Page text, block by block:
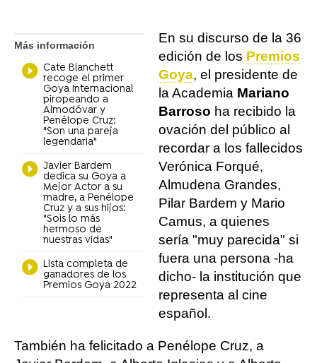
Más información
Cate Blanchett
recoge el primer
Goya Internacional
piropeando a
Almodóvar y
Penélope Cruz:
"Son una pareja
legendaria"
Javier Bardem
dedica su Goya a
Mejor Actor a su
madre, a Penélope
Cruz y a sus hijos:
"Sois lo más
hermoso de
nuestras vidas"
Lista completa de
ganadores de los
Premios Goya 2022
En su discurso de la 36
edición de los Premios
Goya, el presidente de
la Academia Mariano
Barroso ha recibido la
ovación del público al
recordar a los fallecidos
Verónica Forqué,
Almudena Grandes,
Pilar Bardem y Mario
Camus, a quienes
sería "muy parecida" si
fuera una persona -ha
dicho- la institución que
representa al cine
español.
También ha felicitado a Penélope Cruz, a